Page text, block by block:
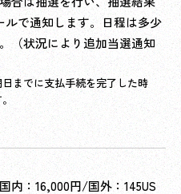
ルで通知します。日程は多少
（状況により追加当選通知
までに支払手続を完了した時
内：16,000円/国外：145US